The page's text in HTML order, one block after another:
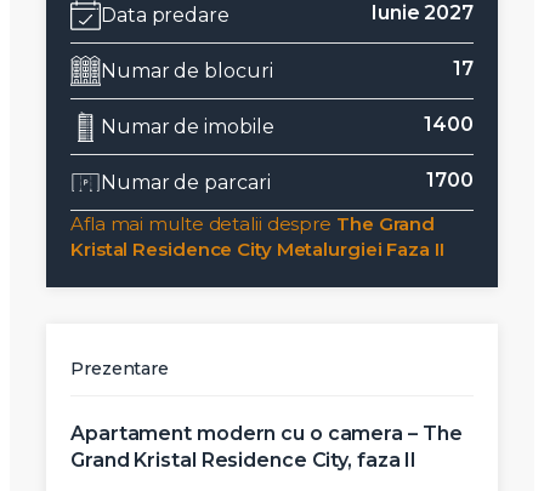
Data predare Iunie 2027
Numar de blocuri 17
Numar de imobile 1400
Numar de parcari
1700
Afla mai multe detalii despre The Grand
Kristal Residence City Metalurgiei Faza II
Prezentare
Apartament modern cu o camera – The
Grand Kristal Residence City, faza II